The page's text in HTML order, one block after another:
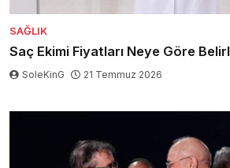
SAĞLIK
Saç Ekimi Fiyatları Neye Göre
SoleKinG 21 Temmuz 2026